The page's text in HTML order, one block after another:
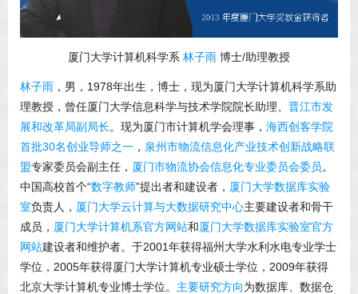
厦门大学计算机科学系 林子雨 博士/助理教授
林子雨 ，男，1978年出生，博士，现为厦门大学计算机科学系助
理教授，曾任厦门大学信息科学与技术学院院长助理、 晋江市发
展和改革局副局长。现为厦门市计算机学会理事， 海西创客学院
首批30名创业导师之一 ， 泉州市物流信息化产业技术创新战略联
盟专家委员会副主任， 厦门市物流协会信息化专业委员会委员。
中国高校首个“数字教师”提出者和建设者， 厦门大学数据库实验
室负责人， 厦门大学云计算与大数据研究中心主要建设者和骨干
成员， 厦门大学计算机系官方网站和厦门大学数据库实验室官方
网站建设者和维护者。于2001年获得福州大学水利水电专业学士
学位，2005年获得厦门大学计算机专业硕士学位，2009年获得
北京大学计算机专业博士学位。 主要研究方向为数据库、数据仓